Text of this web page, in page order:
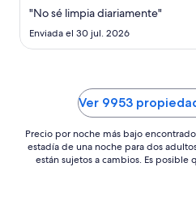
"No sé limpia diariamente"
Enviada el 30 jul. 2026
Ver 9953
Precio por noche más bajo
estadía de una noche para dos
están sujetos a cambios. Es posible